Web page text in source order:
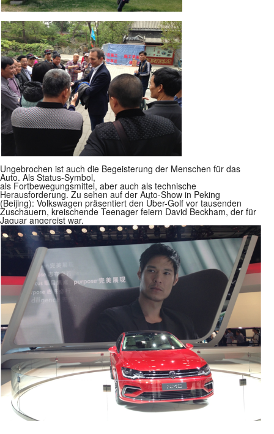
Ungebrochen ist auch die Begeisterung der Menschen für das
Auto. Als Status-Symbol,
als Fortbewegungsmittel, aber auch als technische
Herausforderung. Zu sehen auf der Auto-Show in Peking
(Beijing): Volkswagen präsentiert den Über-Golf vor tausenden
Zuschauern, kreischende Teenager feiern David Beckham, der für
Jaguar angereist war.